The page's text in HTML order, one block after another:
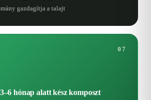
gazdagítja a talajt
07
hónap alatt kész komposzt